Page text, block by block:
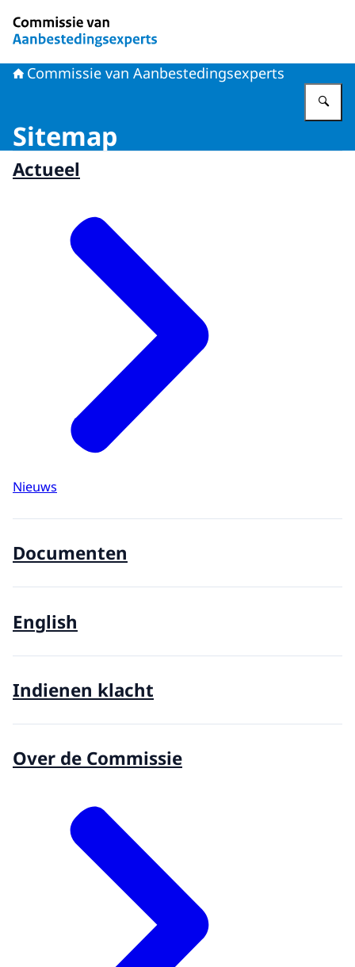
Commissie van Aanbestedingsexperts
Sitemap
Actueel
Nieuws
Documenten
English
Indienen klacht
Over de Commissie